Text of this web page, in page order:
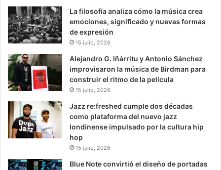
La filosofía analiza cómo la música crea
emociones, significado y nuevas formas
de expresión
15 julio, 2026
Alejandro G. Iñárritu y Antonio Sánchez
improvisaron la música de Birdman para
construir el ritmo de la película
15 julio, 2026
Jazz re:freshed cumple dos décadas
como plataforma del nuevo jazz
londinense impulsado por la cultura hip
hop
15 julio, 2026
Blue Note convirtió el diseño de portadas